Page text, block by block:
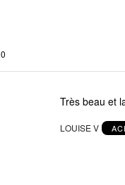
0
Très beau et
LOUISE V